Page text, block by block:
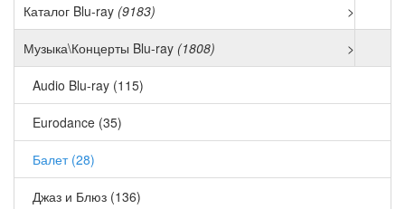
Каталог Blu-ray (9183) >
Музыка\Концерты Blu-ray (1808) >
Audio Blu-ray (115)
Eurodance (35)
Балет (28)
Джаз и Блюз (136)